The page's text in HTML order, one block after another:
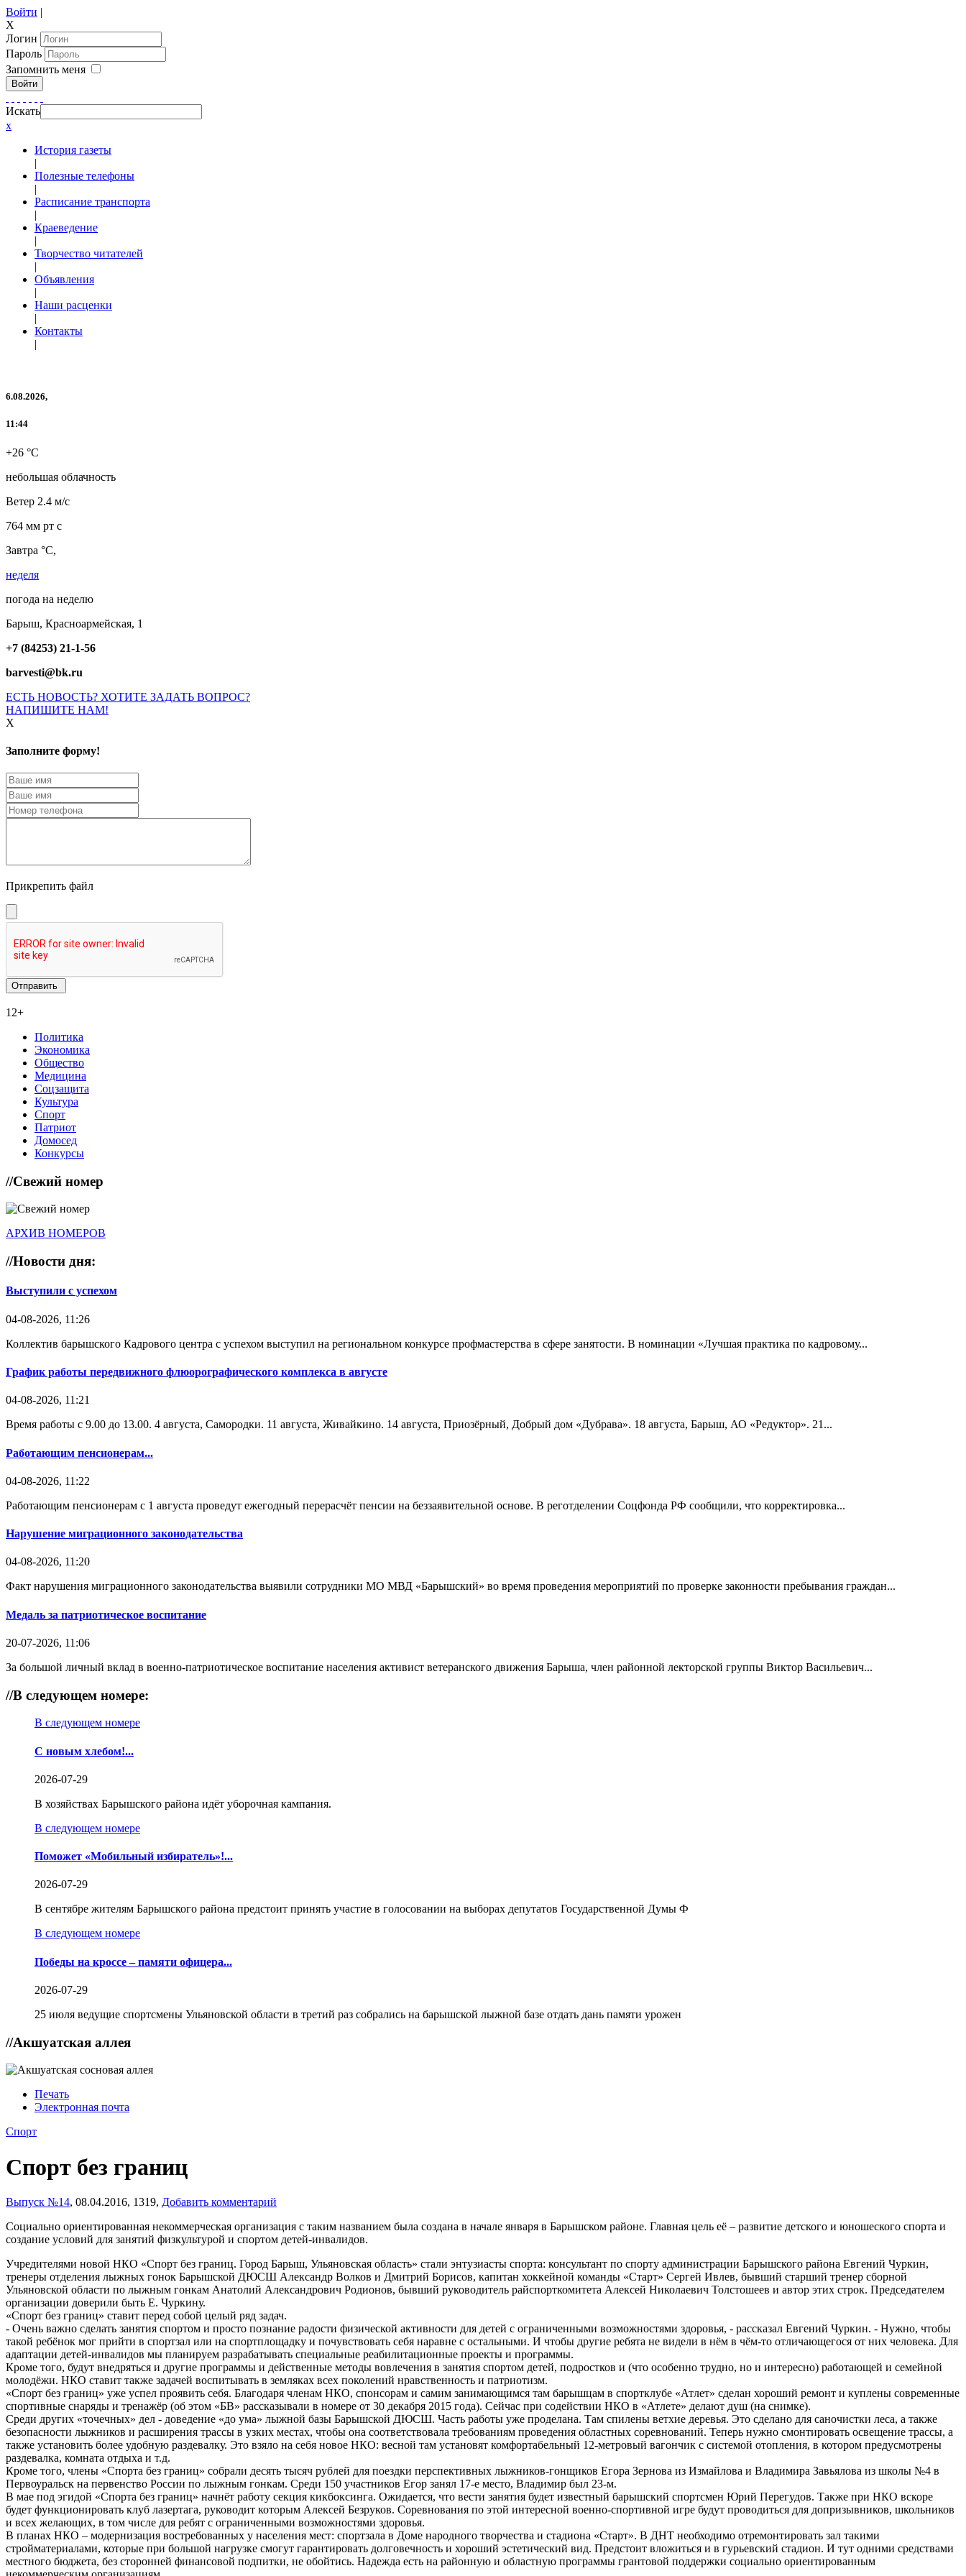
Войти |
X
Логин
Пароль
Запомнить меня
Войти
Искать
x
История газеты
|
Полезные телефоны
|
Расписание транспорта
|
Краеведение
|
Творчество читателей
|
Объявления
|
Наши расценки
|
Контакты
|
6.08.2026,
11:44
+26 °C
небольшая облачность
Ветер 2.4 м/с
764 мм рт с
Завтра °C,
неделя
погода на неделю
Барыш, Красноармейская, 1
+7 (84253) 21-1-56
barvesti@bk.ru
ЕСТЬ НОВОСТЬ? ХОТИТЕ ЗАДАТЬ ВОПРОС?
НАПИШИТЕ НАМ!
X
Заполните форму!
Прикрепить файл
12+
Политика
Экономика
Общество
Медицина
Соцзащита
Культура
Спорт
Патриот
Домосед
Конкурсы
//Свежий номер
АРХИВ НОМЕРОВ
//Новости дня:
Выступили с успехом
04-08-2026, 11:26
Коллектив барышского Кадрового центра с успехом выступил на региональном конкурсе профмастерства в сфере занятости. В номинации «Лучшая практика по кадровому...
График работы передвижного флюорографического комплекса в августе
04-08-2026, 11:21
Время работы с 9.00 до 13.00. 4 августа, Самородки. 11 августа, Живайкино. 14 августа, Приозёрный, Добрый дом «Дубрава». 18 августа, Барыш, АО «Редуктор». 21...
Работающим пенсионерам...
04-08-2026, 11:22
Работающим пенсионерам с 1 августа проведут ежегодный перерасчёт пенсии на беззаявительной основе. В реготделении Соцфонда РФ сообщили, что корректировка...
Нарушение миграционного законодательства
04-08-2026, 11:20
Факт нарушения миграционного законодательства выявили сотрудники МО МВД «Барышский» во время проведения мероприятий по проверке законности пребывания граждан...
Медаль за патриотическое воспитание
20-07-2026, 11:06
За большой личный вклад в военно-патриотическое воспитание населения активист ветеранского движения Барыша, член районной лекторской группы Виктор Васильевич...
//В следующем номере:
В следующем номере
С новым хлебом!...
2026-07-29
В хозяйствах Барышского района идёт уборочная кампания.
В следующем номере
Поможет «Мобильный избиратель»!...
2026-07-29
В сентябре жителям Барышского района предстоит принять участие в голосовании на выборах депутатов Государственной Думы Ф
В следующем номере
Победы на кроссе – памяти офицера...
2026-07-29
25 июля ведущие спортсмены Ульяновской области в третий раз собрались на барышской лыжной базе отдать дань памяти урожен
//Акшуатская аллея
Печать
Электронная почта
Спорт
Спорт без границ
Выпуск №14, 08.04.2016, 1319, Добавить комментарий
Социально ориентированная некоммерческая организация с таким названием была создана в начале января в Барышском районе. Главная цель её – развитие детского и юношеского спорта и
создание условий для занятий физкультурой и спортом детей-инвалидов.
Учредителями новой НКО «Спорт без границ. Город Барыш, Ульяновская область» стали энтузиасты спорта: консультант по спорту администрации Барышского района Евгений Чуркин,
тренеры отделения лыжных гонок Барышской ДЮСШ Александр Волков и Дмитрий Борисов, капитан хоккейной команды «Старт» Сергей Ивлев, бывший старший тренер сборной
Ульяновской области по лыжным гонкам Анатолий Александрович Родионов, бывший руководитель райспорткомитета Алексей Николаевич Толстошеев и автор этих строк. Председателем
организации доверили быть Е. Чуркину.
«Спорт без границ» ставит перед собой целый ряд задач.
- Очень важно сделать занятия спортом и просто познание радости физической активности для детей с ограниченными возможностями здоровья, - рассказал Евгений Чуркин. - Нужно, чтобы
такой ребёнок мог прийти в спортзал или на спортплощадку и почувствовать себя наравне с остальными. И чтобы другие ребята не видели в нём в чём-то отличающегося от них человека. Для
адаптации детей-инвалидов мы планируем разрабатывать специальные реабилитационные проекты и программы.
Кроме того, будут внедряться и другие программы и действенные методы вовлечения в занятия спортом детей, подростков и (что особенно трудно, но и интересно) работающей и семейной
молодёжи. НКО ставит также задачей воспитывать в земляках всех поколений нравственность и патриотизм.
«Спорт без границ» уже успел проявить себя. Благодаря членам НКО, спонсорам и самим занимающимся там барышцам в спортклубе «Атлет» сделан хороший ремонт и куплены современные
спортивные снаряды и тренажёр (об этом «БВ» рассказывали в номере от 30 декабря 2015 года). Сейчас при содействии НКО в «Атлете» делают душ (на снимке).
Среди других «точечных» дел - доведение «до ума» лыжной базы Барышской ДЮСШ. Часть работы уже проделана. Там спилены ветхие деревья. Это сделано для саночистки леса, а также
безопасности лыжников и расширения трассы в узких местах, чтобы она соответствовала требованиям проведения областных соревнований. Теперь нужно смонтировать освещение трассы, а
также установить более удобную раздевалку. Это взяло на себя новое НКО: весной там установят комфортабельный 12-метровый вагончик с системой отопления, в котором предусмотрены
раздевалка, комната отдыха и т.д.
Кроме того, члены «Спорта без границ» собрали десять тысяч рублей для поездки перспективных лыжников-гонщиков Егора Зернова из Измайлова и Владимира Завьялова из школы №4 в
Первоуральск на первенство России по лыжным гонкам. Среди 150 участников Егор занял 17-е место, Владимир был 23-м.
В мае под эгидой «Спорта без границ» начнёт работу секция кикбоксинга. Ожидается, что вести занятия будет известный барышский спортсмен Юрий Перегудов. Также при НКО вскоре
будет функционировать клуб лазертага, руководит которым Алексей Безруков. Соревнования по этой интересной военно-спортивной игре будут проводиться для допризывников, школьников
и всех желающих, в том числе для ребят с ограниченными возможностями здоровья.
В планах НКО – модернизация востребованных у населения мест: спортзала в Доме народного творчества и стадиона «Старт». В ДНТ необходимо отремонтировать зал такими
стройматериалами, которые при большой нагрузке смогут гарантировать долговечность и хороший эстетический вид. Предстоит вложиться и в гурьевский стадион. И тут одними средствами
местного бюджета, без сторонней финансовой подпитки, не обойтись. Надежда есть на районную и областную программы грантовой поддержки социально ориентированным